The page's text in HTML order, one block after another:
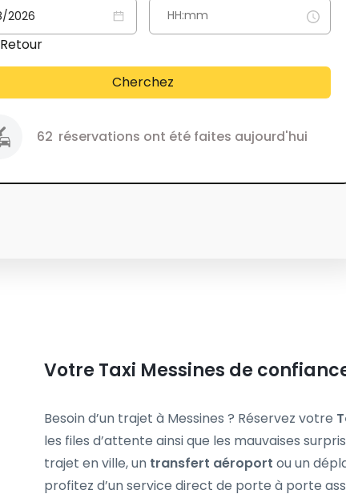
Retour
Cherchez
62 réservations ont été faites aujourd'hui
Votre Taxi Messines de
Besoin d’un trajet à Messines ? Réservez votre
les files d’attente ainsi que les mauvaises
trajet en ville, un transfert aéroport ou un
profitez d’un service direct de porte à porte